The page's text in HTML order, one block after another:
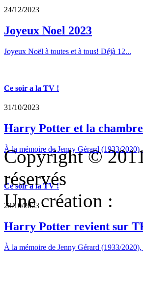
24/12/2023
Joyeux Noel 2023
Joyeux Noël à toutes et à tous! Déjà 12...
Ce soir a la TV !
31/10/2023
Harry Potter et la chambre
À la mémoire de Jenny Gérard (1933/
Ce soir a la TV !
23/10/2023
Harry Potter revient sur
À la mémoire de Jenny Gérard (1933/2020),
Copyright ©
réservés
Une création :